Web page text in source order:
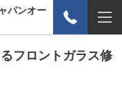
パンオー
フロントガラス修